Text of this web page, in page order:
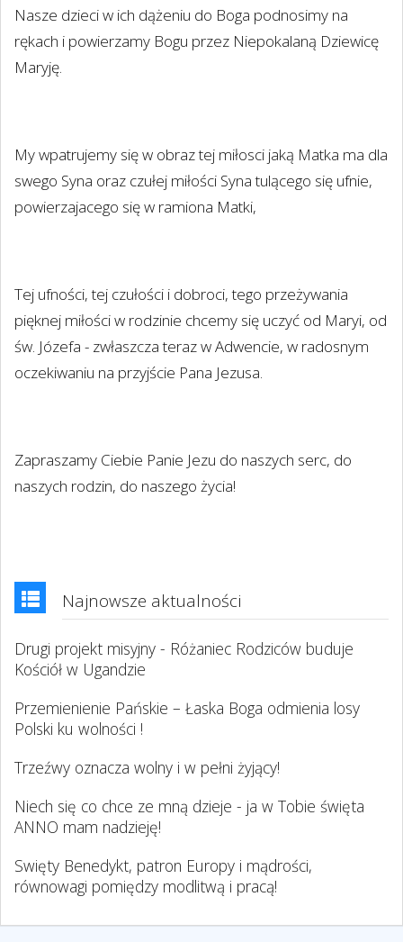
Nasze dzieci w ich dążeniu do Boga podnosimy na
rękach i powierzamy Bogu przez Niepokalaną Dziewicę
Maryję.
My wpatrujemy się w obraz tej miłosci jaką Matka ma dla
swego Syna oraz czułej miłości Syna tulącego się ufnie,
powierzajacego się w ramiona Matki,
Tej ufności, tej czułości i dobroci, tego przeżywania
pięknej miłości w rodzinie chcemy się uczyć od Maryi, od
św. Józefa - zwłaszcza teraz w Adwencie, w radosnym
oczekiwaniu na przyjście Pana Jezusa.
Zapraszamy Ciebie Panie Jezu do naszych serc, do
naszych rodzin, do naszego życia!
Najnowsze aktualności
Drugi projekt misyjny - Różaniec Rodziców buduje
Kościół w Ugandzie
Przemienienie Pańskie – Łaska Boga odmienia losy
Polski ku wolności !
Trzeźwy oznacza wolny i w pełni żyjący!
Niech się co chce ze mną dzieje - ja w Tobie święta
ANNO mam nadzieję!
Swięty Benedykt, patron Europy i mądrości,
równowagi pomiędzy modlitwą i pracą!